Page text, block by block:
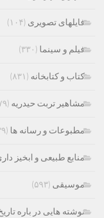
فایلهای تصویری (۱۰۴)
فیلم و سینما (۳۳۰)
کتاب و کتابخانه (۸۳۱)
مشاهیر تربت حیدریه (۵۷۹)
مطبوعات و رسانه ها (۶,۷۳۹)
منابع طبیعی و ابخیز
موسیقی (۵۹۳)
نوشته هایی در باره